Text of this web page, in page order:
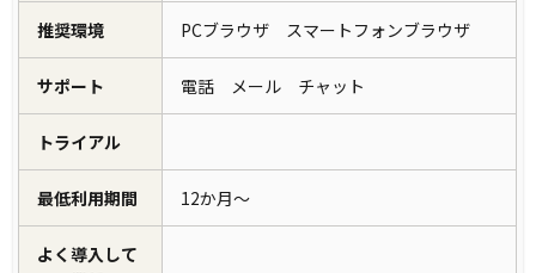
推奨環境 PCブラウザ スマートフォンブラウザ
サポート 電話 メール チャット
トライアル
最低利用期間 12か月～
よく導入して